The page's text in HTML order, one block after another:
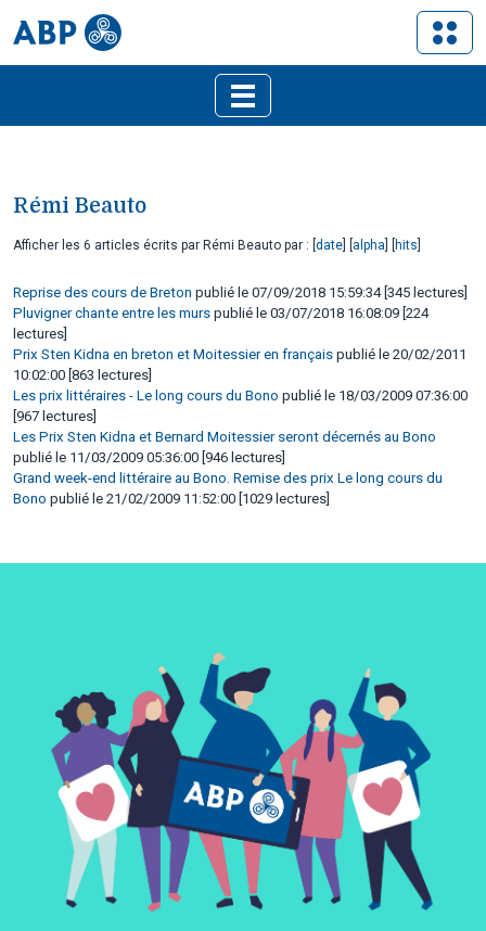
Rémi Beauto
Afficher les 6 articles écrits par Rémi Beauto par : [ date alpha hits
Reprise des cours de Breton publié le 07/09/2018 15:59:34 [345 lectures]
Pluvigner chante entre les murs publié le 03/07/2018 16:08:09 [224
lectures]
Prix Sten Kidna en breton et Moitessier en français publié le 20/02/2011
10:02:00 [863 lectures]
Les prix littéraires - Le long cours du Bono publié le 18/03/2009 07:36:00
[967 lectures]
Les Prix Sten Kidna et Bernard Moitessier seront décernés au Bono
publié le 11/03/2009 05:36:00 [946 lectures]
Grand week-end littéraire au Bono. Remise des prix Le long cours du
Bono publié le 21/02/2009 11:52:00 [1029 lectures]